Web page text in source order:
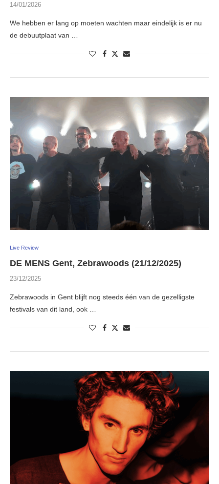
14/01/2026
We hebben er lang op moeten wachten maar eindelijk is er nu
de debuutplaat van …
Live Review
DE MENS Gent, Zebrawoods (21/12/2025)
23/12/2025
Zebrawoods in Gent blijft nog steeds één van de gezelligste
festivals van dit land, ook …